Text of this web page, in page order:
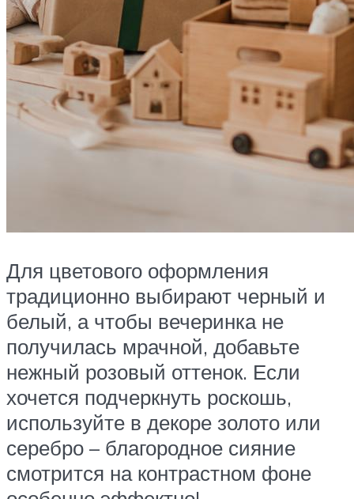
Для цветового оформления
традиционно выбирают черный и
белый, а чтобы вечеринка не
получилась мрачной, добавьте
нежный розовый оттенок. Если
хочется подчеркнуть роскошь,
используйте в декоре золото или
серебро – благородное сияние
смотрится на контрастном фоне